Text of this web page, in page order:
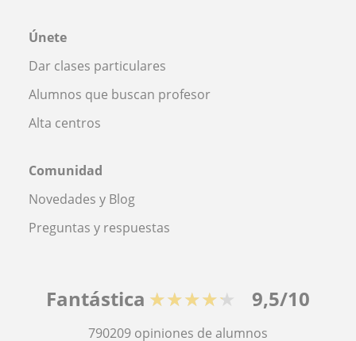
Únete
Dar clases particulares
Alumnos que buscan profesor
Alta centros
Comunidad
Novedades y Blog
Preguntas y respuestas
Fantástica ★★★★★ 9,5/10
790209 opiniones de alumnos